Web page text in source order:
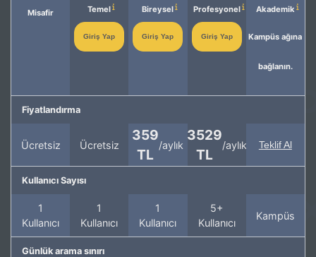
Misafir Temel
Giriş Yap
Bireysel
Giriş Yap
Profesyonel
Giriş Yap
Akademik
Kampüs ağına
bağlanın.
Fiyatlandırma
Ücretsiz Ücretsiz
359
TL
/aylık
3529
TL
/aylık Teklif Al
Kullanıcı Sayısı
1
Kullanıcı
1
Kullanıcı
1
Kullanıcı
5+
Kullanıcı
Kampüs
Günlük arama sınırı